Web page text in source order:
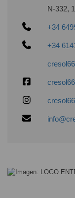
N-332,
+34
+34
cresol66